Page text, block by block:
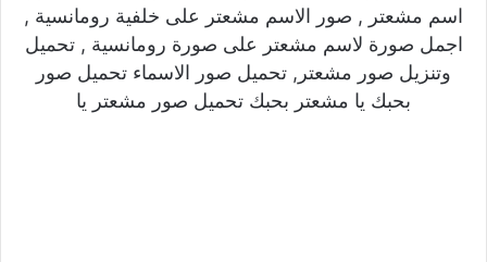
اسم مشعتر , صور الاسم مشعتر على خلفية رومانسية ,
اجمل صورة لاسم مشعتر على صورة رومانسية , تحميل
وتنزيل صور مشعتر, تحميل صور الاسماء تحميل صور
بحبك يا مشعتر بحبك تحميل صور مشعتر يا